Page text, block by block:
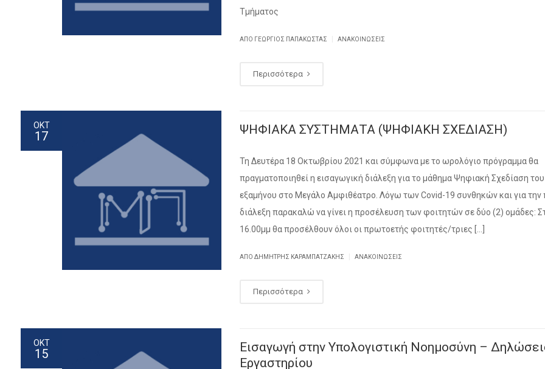
Τμήματος
ΑΠΌ ΓΕΏΡΓΙΟΣ ΠΑΠΑΚΏΣΤΑΣ ΑΝΑΚΟΙΝΏΣΕΙΣ
Περισσότερα
ΟΚΤ
17 ΨΗΦΙΑΚΑ ΣΥΣΤΗΜΑΤΑ (ΨΗΦΙΑΚΗ ΣΧΕΔΙΑΣΗ)
Τη Δευτέρα 18 Οκτωβρίου 2021 και σύμφωνα με το ωρολόγιο πρόγραμμα θα
πραγματοποιηθεί η εισαγωγική διάλεξη για το μάθημα Ψηφιακή Σχεδίαση
εξαμήνου στο Μεγάλο Αμφιθέατρο. Λόγω των Covid-19 συνθηκών και για
διάλεξη παρακαλώ να γίνει η προσέλευση των φοιτητών σε δύο (2) ομάδες:
16.00μμ θα προσέλθουν όλοι οι πρωτοετής φοιτητές/τριες […]
ΑΠΌ ΔΗΜΉΤΡΗΣ ΚΑΡΑΜΠΑΤΖΆΚΗΣ ΑΝΑΚΟΙΝΏΣΕΙΣ
Περισσότερα
ΟΚΤ
15
Εισαγωγή στην Υπολογιστική Νοημοσύνη –
Εργαστηρίου